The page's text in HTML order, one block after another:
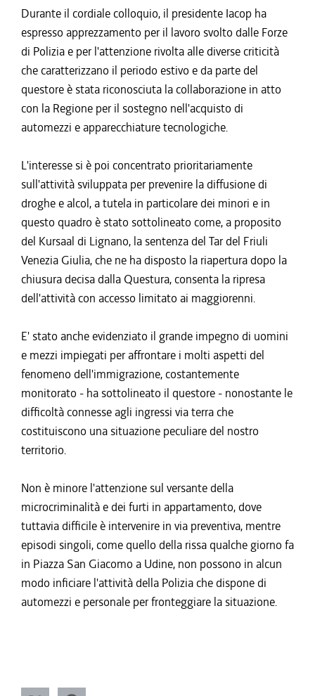
Durante il cordiale colloquio, il presidente Iacop ha
espresso apprezzamento per il lavoro svolto dalle Forze
di Polizia e per l'attenzione rivolta alle diverse criticità
che caratterizzano il periodo estivo e da parte del
questore è stata riconosciuta la collaborazione in atto
con la Regione per il sostegno nell'acquisto di
automezzi e apparecchiature tecnologiche.
L'interesse si è poi concentrato prioritariamente
sull'attività sviluppata per prevenire la diffusione di
droghe e alcol, a tutela in particolare dei minori e in
questo quadro è stato sottolineato come, a proposito
del Kursaal di Lignano, la sentenza del Tar del Friuli
Venezia Giulia, che ne ha disposto la riapertura dopo la
chiusura decisa dalla Questura, consenta la ripresa
dell'attività con accesso limitato ai maggiorenni.
E' stato anche evidenziato il grande impegno di uomini
e mezzi impiegati per affrontare i molti aspetti del
fenomeno dell'immigrazione, costantemente
monitorato - ha sottolineato il questore - nonostante le
difficoltà connesse agli ingressi via terra che
costituiscono una situazione peculiare del nostro
territorio.
Non è minore l'attenzione sul versante della
microcriminalità e dei furti in appartamento, dove
tuttavia difficile è intervenire in via preventiva, mentre
episodi singoli, come quello della rissa qualche giorno fa
in Piazza San Giacomo a Udine, non possono in alcun
modo inficiare l'attività della Polizia che dispone di
automezzi e personale per fronteggiare la situazione.